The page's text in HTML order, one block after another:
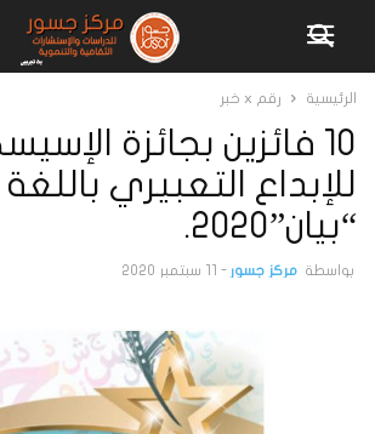
الرئيسية رقم x خبر
10 فائزين بجائزة
للإبداع التعبيري باللغة
“بيان”2020.
بواسطة مركز جسور - 11 سبتمبر 2020